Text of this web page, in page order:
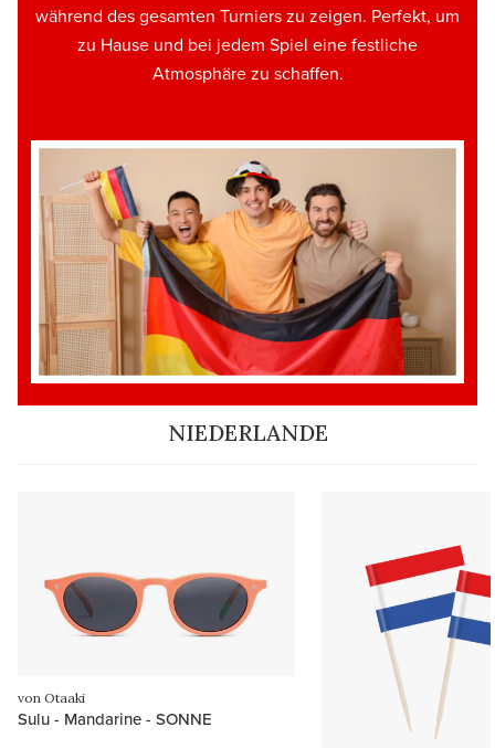
während des gesamten Turniers zu zeigen. Perfekt, um
zu Hause und bei jedem Spiel eine festliche
Atmosphäre zu schaffen.
NIEDERLANDE
von Otaaki
Sulu - Mandarine - SONNE